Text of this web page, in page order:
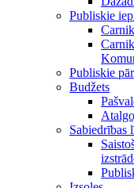
Publiskie
Publiskie
Budžets
Sabiedrības